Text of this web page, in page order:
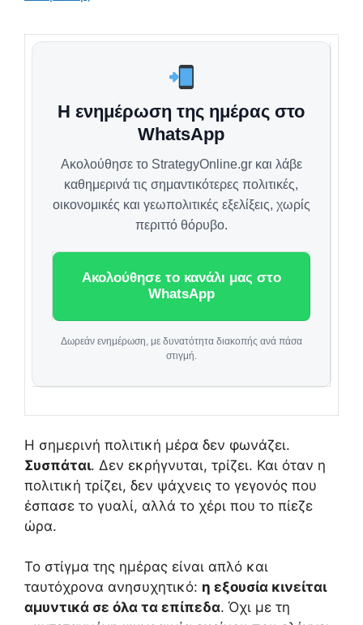
Η ενημέρωση της ημέρας στο
WhatsApp
Ακολούθησε το StrategyOnline.gr και λάβε
καθημερινά τις σημαντικότερες πολιτικές,
οικονομικές και γεωπολιτικές εξελίξεις, χωρίς
περιττό θόρυβο.
Ακολούθησε το κανάλι μας στο
WhatsApp
Δωρεάν ενημέρωση, με δυνατότητα διακοπής ανά πάσα
στιγμή.
Η σημερινή πολιτική μέρα δεν φωνάζει.
Συσπάται. Δεν εκρήγνυται, τρίζει. Και όταν η
πολιτική τρίζει, δεν ψάχνεις το γεγονός που
έσπασε το γυαλί, αλλά το χέρι που το πίεζε
ώρα.
Το στίγμα της ημέρας είναι απλό και
ταυτόχρονα ανησυχητικό: η εξουσία κινείται
αμυντικά σε όλα τα επίπεδα. Όχι με τη